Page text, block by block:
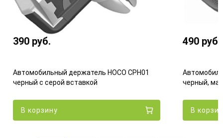
390 руб.
Автомобильный держатель HOCO CPH01
черный с серой вставкой
В корзину
490 руб.
черный,
В